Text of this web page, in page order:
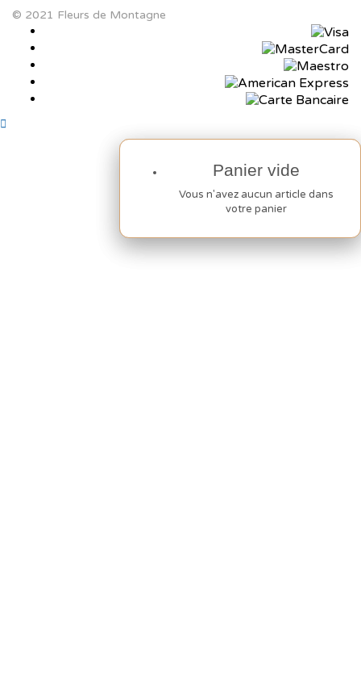
Panier vide
Vous n'avez aucun article dans
votre panier
Panier vide
Vous n'avez aucun article dans
votre panier
© 2021 Fleurs de Montagne